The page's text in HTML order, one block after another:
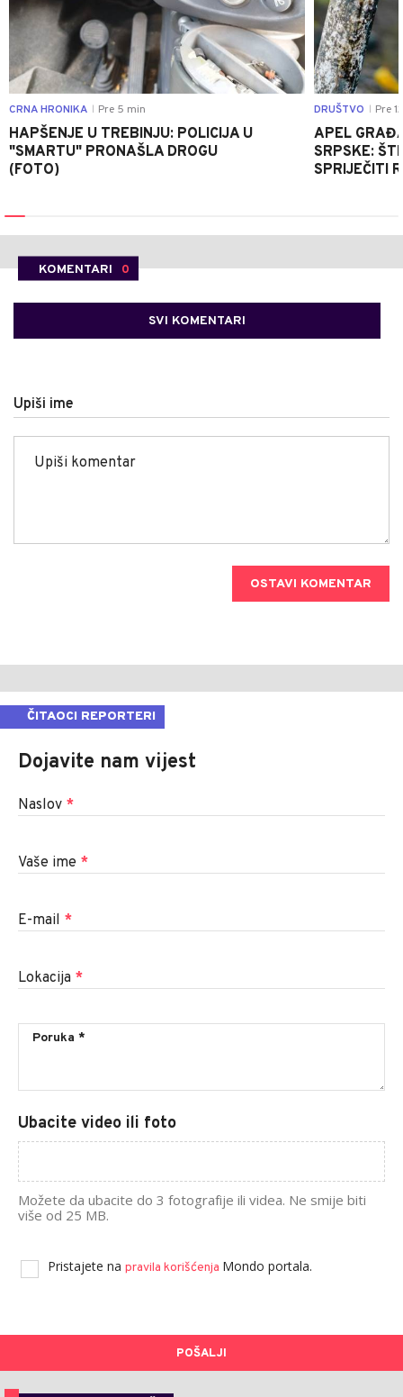
CRNA HRONIKA Pre 5 min
HAPŠENJE U TREBINJU: POLICIJA U
"SMARTU" PRONAŠLA DROGU
(FOTO)
DRUŠTVO Pre
APEL
SRPSKE:
SPRIJEČITI
KOMENTARI 0
SVI KOMENTARI
Upiši ime
OSTAVI KOMENTAR
ČITAOCI REPORTERI
Dojavite nam vijest
Naslov *
Vaše ime *
E-mail *
Lokacija *
Ubacite video ili foto
Možete da ubacite do 3 fotografije ili videa. Ne smije biti
više od 25 MB.
Pristajete na pravila korišćenja Mondo portala.
POŠALJI